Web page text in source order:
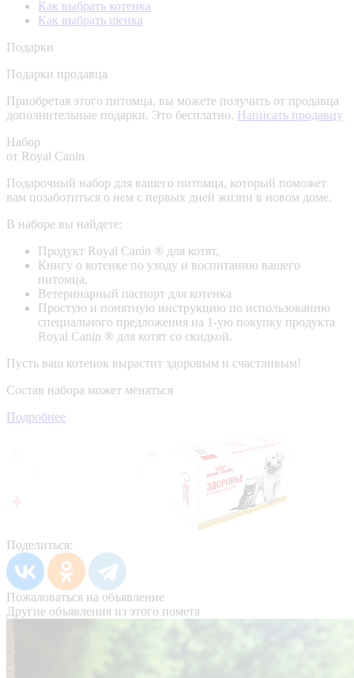
Как выбрать котенка
Как выбрать щенка
Подарки
Подарки продавца
Приобретая этого питомца, вы можете получить от продавца
дополнительные подарки. Это бесплатно. Написать продавцу
Набор
от Royal Canin
Подарочный набор для вашего питомца, который поможет
вам позаботиться о нем с первых дней жизни в новом доме.
В наборе вы найдете:
Продукт Royal Canin ® для котят,
Книгу о котенке по уходу и воспитанию вашего
питомца,
Ветеринарный паспорт для котенка
Простую и понятную инструкцию по использованию
специального предложения на 1-ую покупку продукта
Royal Canin ® для котят со скидкой.
Пусть ваш котенок вырастит здоровым и счастливым!
Состав набора может меняться
Подробнее
Поделиться:
Пожаловаться на объявление
Другие объявления из этого помета